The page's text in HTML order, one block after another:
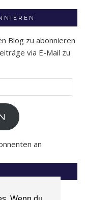
Blog zu abonnieren
via E-Mail zu
an